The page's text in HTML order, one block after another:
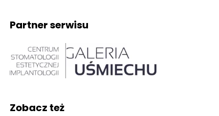
Partner serwisu
Zobacz też